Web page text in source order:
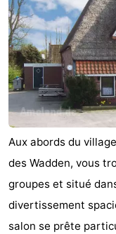
Aux abords du
des Wadden, vous
groupes et situé
divertissement
salon se prête